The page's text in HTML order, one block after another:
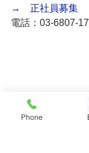
→　正社員募集
電話：03-6807-
Phone